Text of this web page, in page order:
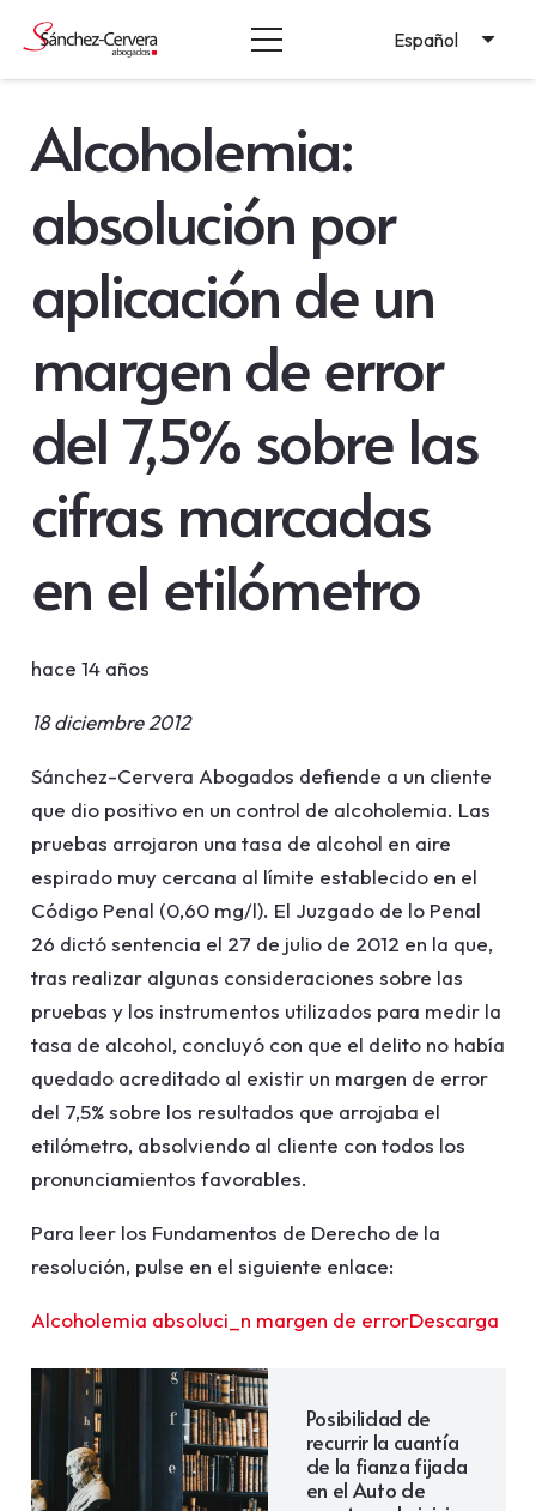
Español
Alcoholemia:
absolución por
aplicación de un
margen de error
del 7,5% sobre las
cifras marcadas
en el etilómetro
hace 14 años
18 diciembre 2012
Sánchez-Cervera Abogados defiende a un cliente
que dio positivo en un control de alcoholemia. Las
pruebas arrojaron una tasa de alcohol en aire
espirado muy cercana al límite establecido en el
Código Penal (0,60 mg/l). El Juzgado de lo Penal
26 dictó sentencia el 27 de julio de 2012 en la que,
tras realizar algunas consideraciones sobre las
pruebas y los instrumentos utilizados para medir la
tasa de alcohol, concluyó con que el delito no había
quedado acreditado al existir un margen de error
del 7,5% sobre los resultados que arrojaba el
etilómetro, absolviendo al cliente con todos los
pronunciamientos favorables.
Para leer los Fundamentos de Derecho de la
resolución, pulse en el siguiente enlace:
Alcoholemia absoluci_n margen de errorDescarga
Posibilidad de
recurrir la cuantía
de la fianza fijada
en el Auto de